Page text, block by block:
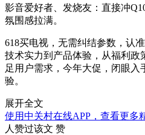
影音爱好者、发烧友：直接冲
氛围感拉满。
618买电视，无需纠结参数，认
技术实力到产品体验，从福利政
足用户需求，今年大促，闭眼
验。
展开全文
使用中关村在线APP，查看更多
人赞过该文 赞